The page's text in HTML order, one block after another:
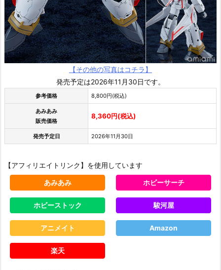
【その他の写真はコチラ】
発売予定は2026年11月30日です。
参考価格 8,800円(税込)
あみあみ
販売価格
8,360円(税込)
発売予定日 2026年11月30日
【アフィリエイトリンク】を使用しています
あみあみ ホビーサーチ
ホビーストック 駿河屋
アニメイト Amazon
楽天